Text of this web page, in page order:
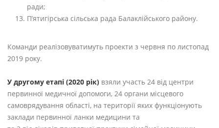
ради;
П’ятигірська сільська рада Балаклійського району.
Команди реалізовуватимуть проекти з червня по листопад
2019 року.
У другому етапі (2020 рік) взяли участь 24 від центри
первинної медичної допомоги, 24 органи місцевого
самоврядування області, на території яких функціонують
заклади первинної ланки медицини та